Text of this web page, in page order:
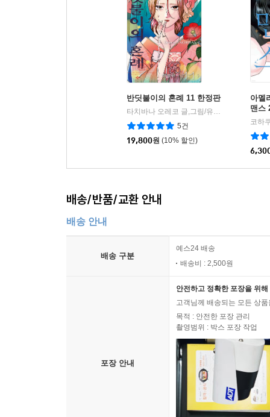
반딧불이의 혼례 11 한정판
타치바나 오레코 글,그림/유유리 역
서울미
5건
19,800원 (10% 할인)
아멜
맨스
배송/반품/교환 안내
배송 안내
배송 구분
예스24 배송
배송비 : 2,500원
포장 안내
안전하고 정확한 포장을 위
고객님께 배송되는 모든 상
목적 : 안전한 포장 관리
촬영범위 : 박스 포장 작업